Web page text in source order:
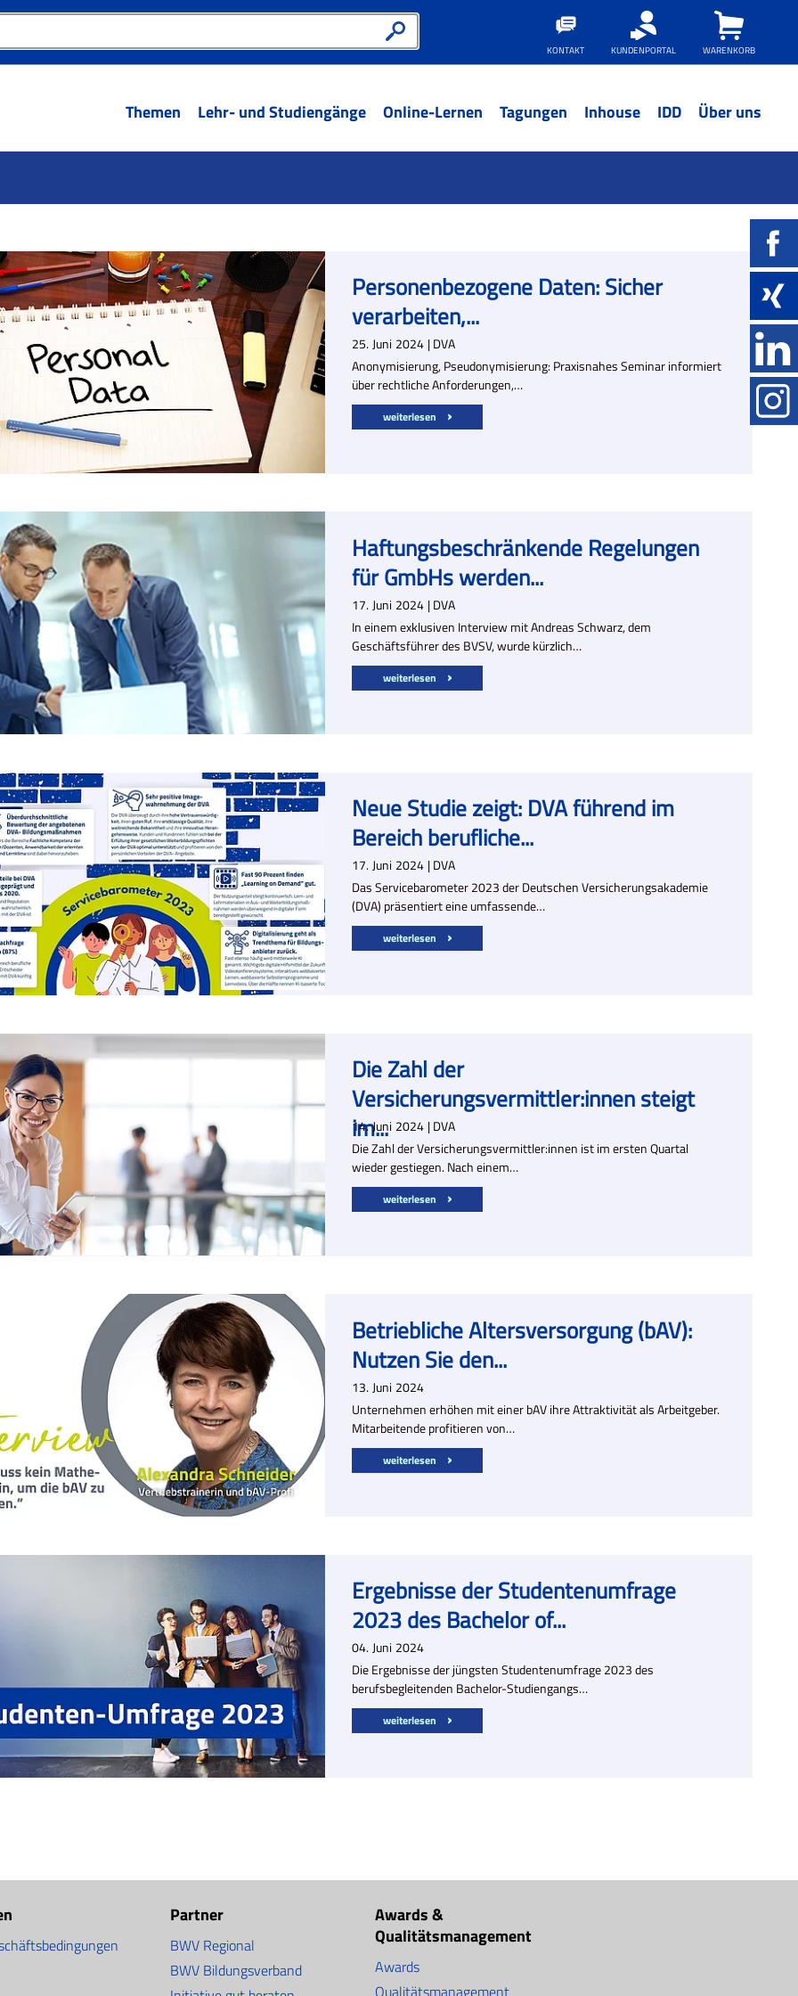
KONTAKT KUNDENPORTAL WARENKORB
Themen Lehr- und Studiengänge Online-Lernen Tagungen Inhouse IDD Über uns
Personenbezogene Daten: Sicher
verarbeiten,...
25. Juni 2024 | DVA
Anonymisierung, Pseudonymisierung: Praxisnahes Seminar informiert
über rechtliche Anforderungen,…
weiterlesen
Haftungsbeschränkende Regelungen
für GmbHs werden...
17. Juni 2024 | DVA
In einem exklusiven Interview mit Andreas Schwarz, dem
Geschäftsführer des BVSV, wurde kürzlich…
weiterlesen
Neue Studie zeigt: DVA führend im
Bereich berufliche...
17.Juni 2024 | DVA
Das Servicebarometer 2023 der Deutschen Versicherungsakademie
(DVA) präsentiert eine umfassende…
weiterlesen
Die Zahl der
Versicherungsvermittler:innen steigt
im...
14.Juni 2024 | DVA
Die Zahl der Versicherungsvermittler:innen ist im ersten Quartal
wieder gestiegen. Nach einem…
weiterlesen
Betriebliche Altersversorgung (bAV):
Nutzen Sie den...
13. Juni 2024
Unternehmen erhöhen mit einer bAV ihre Attraktivität als Arbeitgeber.
Mitarbeitende profitieren von…
weiterlesen
Ergebnisse der Studentenumfrage
2023 des Bachelor of...
04.Juni 2024
Die Ergebnisse der jüngsten Studentenumfrage 2023 des
berufsbegleitenden Bachelor-Studiengangs…
weiterlesen
Partner
BWV Regional
BWV Bildungsverband
Awards &
Qualitätsmanagement
Awards
Qualitätsmanagement